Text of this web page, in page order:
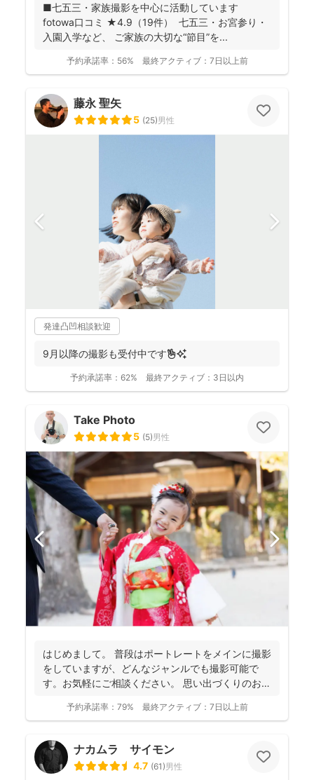
■七五三・家族撮影を中心に活動しています
fotowa口コミ ★4.9（19件） 七五三・お宮参り・
入園入学など、 ご家族の大切な“節目”を...
予約承諾率： 56% 最終アクティブ： 7日以上前
藤永 聖矢
5 (25)男性
発達凸凹相談歓迎
9月以降の撮影も受付中です✌️✨
予約承諾率： 62% 最終アクティブ： 3日以内
Take Photo
5 (5)男性
はじめまして。 普段はポートレートをメインに撮影
をしていますが、どんなジャンルでも撮影可能で
す。お気軽にご相談ください。 思い出づくりのお手
予約承諾率： 79% 最終アクティブ： 7日以上前
ナカムラ サイモン
4.7 (61)男性